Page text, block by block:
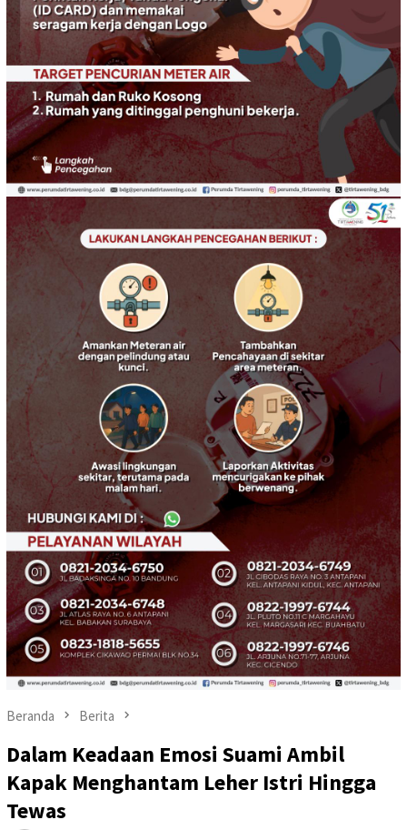
Beranda Berita
Dalam Keadaan Emosi Suami Ambil
Kapak Menghantam Leher Istri Hingga
Tewas